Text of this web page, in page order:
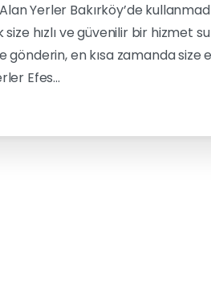
Yerler Bakırköy’de
size hızlı ve güvenilir bir hizmet
gönderin, en kısa zamanda size
Efes...